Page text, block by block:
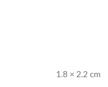
1.8 × 2.2 cm